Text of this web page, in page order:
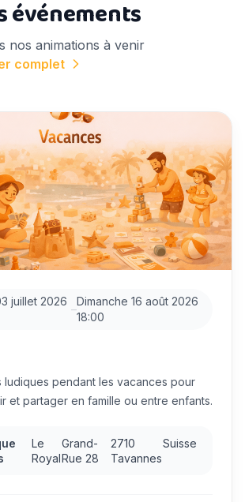
événements
nos animations à venir
complet
juillet 2026
–
Dimanche 16 août 2026
18:00
ludiques pendant les vacances pour
et partager en famille ou entre enfants.
Le
Royal
Grand-
Rue 28
2710
Tavannes
Suisse